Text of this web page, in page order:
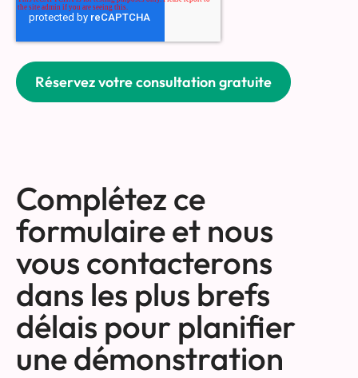
Complétez ce
formulaire et nous
vous contacterons
dans les plus brefs
délais pour planifier
une démonstration